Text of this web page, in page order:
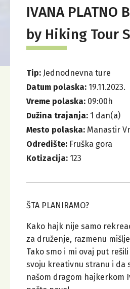
IVANA PLATNO
by Hiking Tour
Tip: Jednodnevna ture
Datum polaska: 19.11.2023.
Vreme polaska: 09:00h
Dužina trajanja: 1 dan(a)
Mesto polaska: Manastir
Odredište: Fruška gora
Kotizacija: 123
ŠTA PLANIRAMO?
Kako hajk nije samo
za druženje, razmenu
Tako smo i mi ovaj put
svoju kreativnu stranu i da
našom dragom hajkerkom